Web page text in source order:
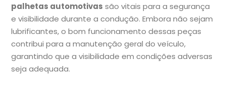
palhetas automotivas são vitais para a segurança
e visibilidade durante a condução. Embora não sejam
lubrificantes, o bom funcionamento dessas peças
contribui para a manutenção geral do veículo,
garantindo que a visibilidade em condições adversas
seja adequada.